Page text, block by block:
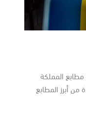
المملكة
المطابع